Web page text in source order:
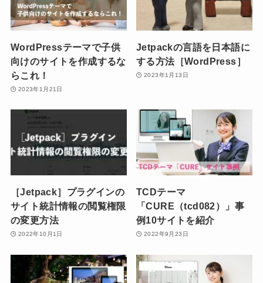
WordPressテーマで子供
向けのサイトを作成するな
らこれ！
2023年1月21日
Jetpackの言語を日本語に
する方法［WordPress］
2023年1月13日
［Jetpack］プラグインの
サイト統計情報の閲覧権限
の変更方法
2022年10月1日
TCDテーマ
「CURE（tcd082）」事
例10サイトを紹介
2022年9月23日